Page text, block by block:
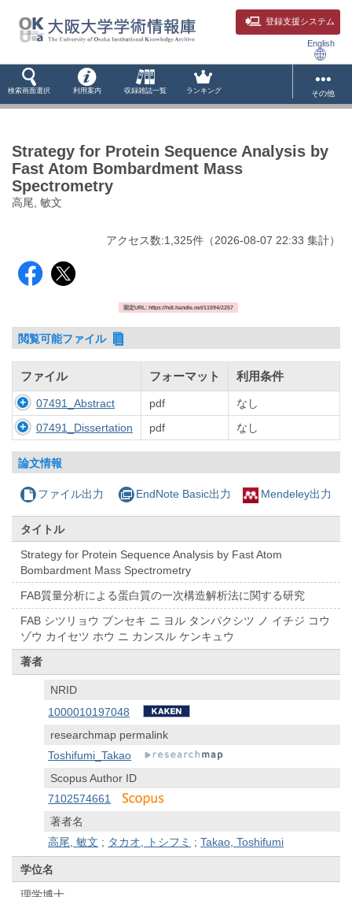
登録支援システム
English
検索画面選択 利用案内 収録雑誌一覧 ランキング その他
Strategy for Protein Sequence Analysis by
Fast Atom Bombardment Mass
Spectrometry
高尾, 敏文
アクセス数:1,325件 （2026-08-07 22:33 集計）
固定URL: https://hdl.handle.net/11094/2257
閲覧可能ファイル
ファイル フォーマット 利用条件
07491_Abstract pdf
なし
07491_Dissertation
pdf なし
論文情報
ファイル出力 EndNote Basic出力 Mendeley出力
タイトル
Strategy for Protein Sequence Analysis by Fast Atom
Bombardment Mass Spectrometry
FAB質量分析による蛋白質の一次構造解析法に関する研究
FAB シツリョウ ブンセキ ニ ヨル タンパクシツ ノ イチジ コウ
ゾウ カイセツ ホウ ニ カンスル ケンキュウ
著者
NRID
1000010197048
researchmap permalink
Toshifumi_Takao
Scopus Author ID
7102574661
著者名
高尾, 敏文 ; タカオ, トシフミ ;Takao, Toshifumi
学位名